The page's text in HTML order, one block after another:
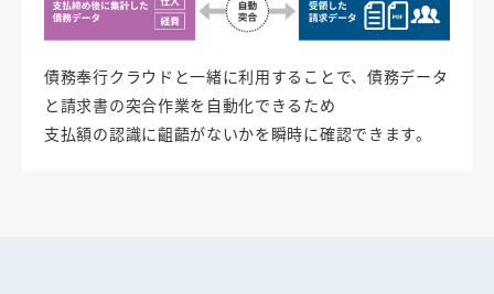
債務奉行クラウドと一緒に利用することで、債務データ
と請求書の突合作業を自動化できるため
支払額の認識に齟齬がないかを瞬時に確認できます。